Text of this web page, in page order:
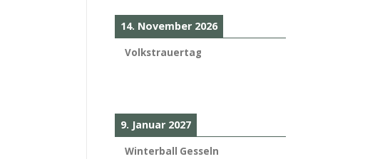
14. November 2026
Volkstrauertag
9. Januar 2027
Winterball Gesseln